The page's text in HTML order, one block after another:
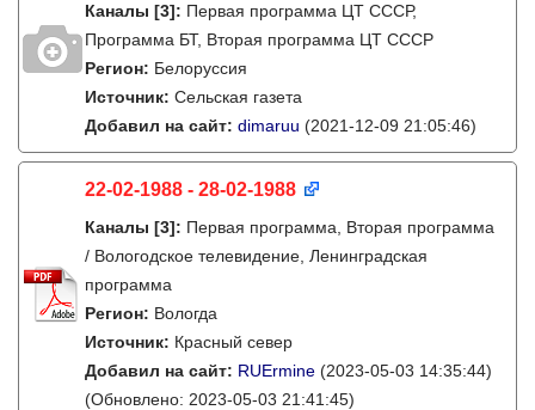
Каналы [3]: Первая программа ЦТ СССР,
Программа БТ, Вторая программа ЦТ СССР
Регион: Белоруссия
Источник: Сельская газета
Добавил на сайт: dimaruu (2021-12-09 21:05:46)
22-02-1988 - 28-02-1988
Каналы [3]: Первая программа, Вторая программа
/ Вологодское телевидение, Ленинградская
программа
Регион: Вологда
Источник: Красный север
Добавил на сайт: RUErmine (2023-05-03 14:35:44)
(Обновлено: 2023-05-03 21:41:45)